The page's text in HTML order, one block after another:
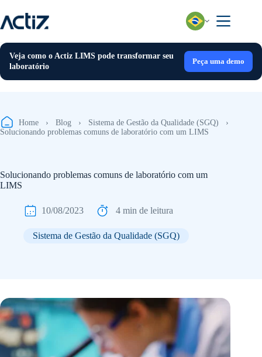
para
o
Veja como o Actiz LIMS pode transformar seu
laboratório
Peça uma demo
Home › Blog › Sistema de Gestão da Qualidade (SGQ)
›
Solucionando problemas comuns de laboratório com um LIMS
Solucionando problemas comuns de laboratório com um
LIMS
10/08/2023 4 min de leitura
Sistema de Gestão da Qualidade (SGQ)